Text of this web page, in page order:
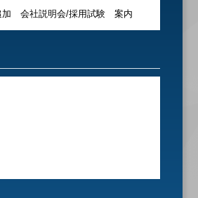
会社説明会/採用試験 案内